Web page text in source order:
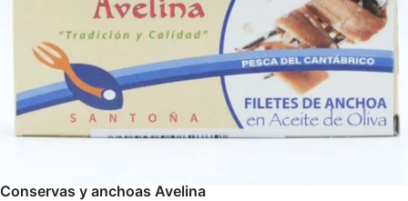
Conservas y anchoas Avelina